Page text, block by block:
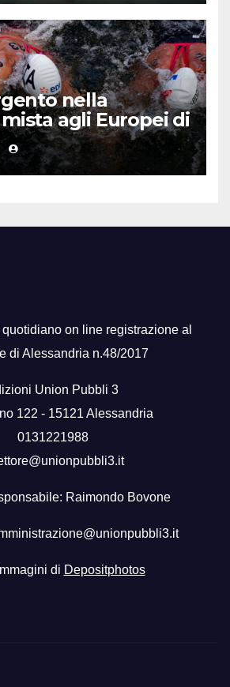
nella
agli Europei di
on line registrazione al
di Alessandria n.48/2017
Union Pubbli 3
122 - 15121 Alessandria
0131221988
Raimondo Bovone
di Depositphotos